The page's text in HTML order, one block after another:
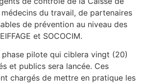
du travail, de partenaires
de prévention au niveau des
et SOCOCIM.
phase pilote qui ciblera vingt (20)
et publics sera lancée. Ces
chargés de mettre en pratique les